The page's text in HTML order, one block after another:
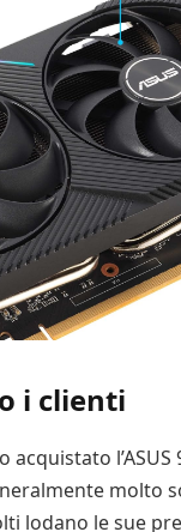
i clienti
l’ASUS
molto
lodano le sue